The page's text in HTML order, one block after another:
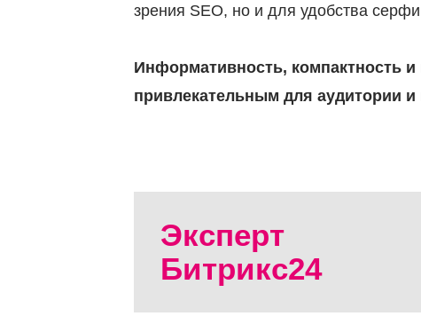
зрения SEO, но и для удобства
Информативность, компактность и
привлекательным для аудитории
Эксперт
Битрикс24